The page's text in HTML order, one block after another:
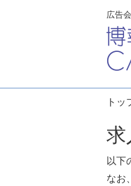
広告
トッ
求
以下
なお